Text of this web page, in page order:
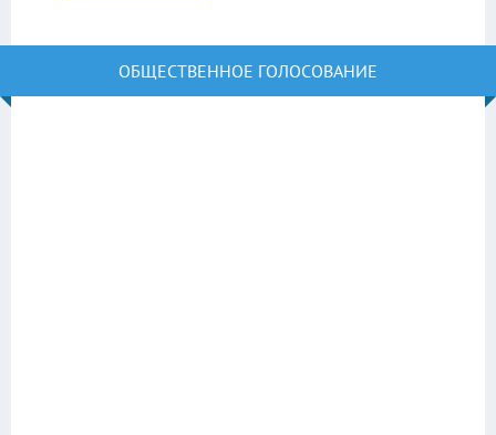
ОБЩЕСТВЕННОЕ ГОЛОСОВАНИЕ